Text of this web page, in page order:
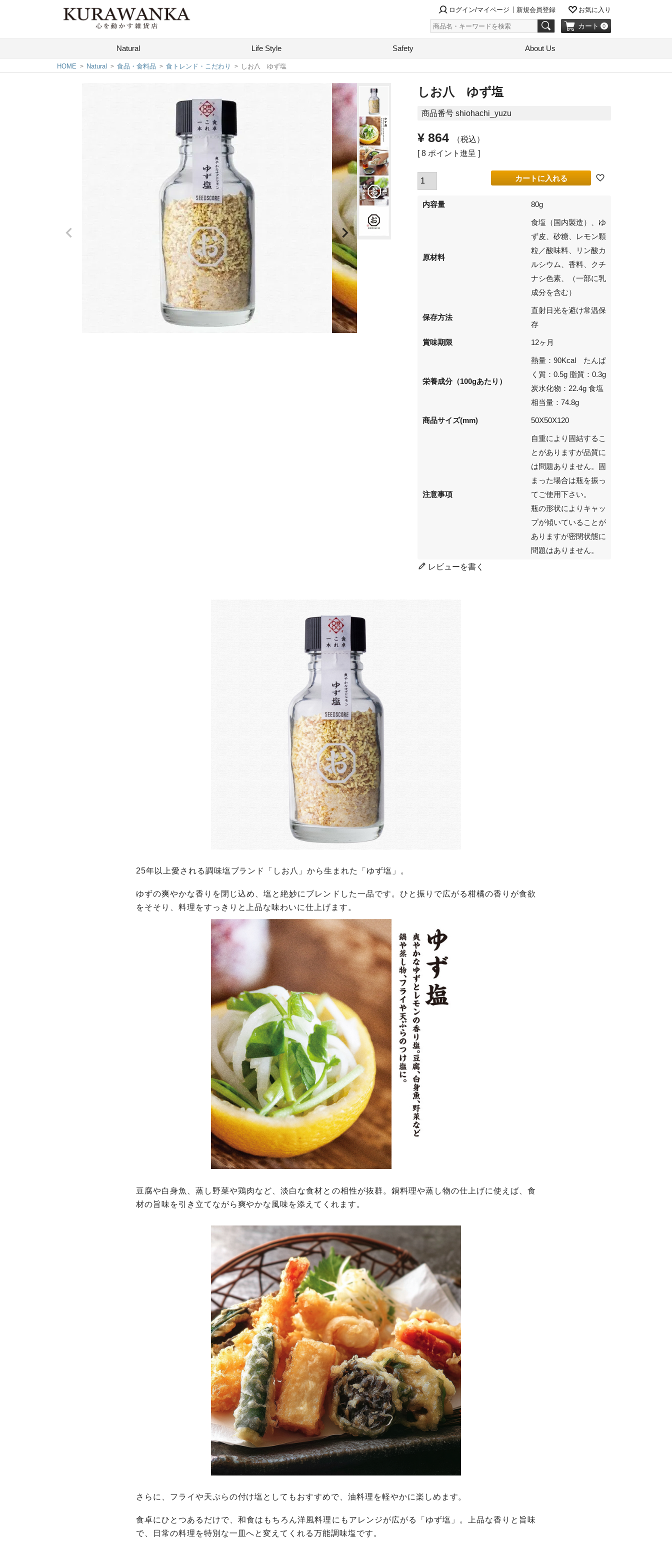
ログイン/マイページ 新規会員登録 お気に入り
カート 0
Natural Life Style Safety About Us
HOME Natural 食品・食料品 食トレンド・こだわり しお八 ゆず塩
しお八 ゆず塩
商品番号 shiohachi_yuzu
¥ 864
税込
[ 8 ポイント進呈 ]
カートに入れる
内容量 80g
原材料
食塩（国内製造）、ゆ
ず皮、砂糖、レモン顆
粒／酸味料、リン酸カ
ルシウム、香料、クチ
ナシ色素、（一部に乳
成分を含む）
保存方法
直射日光を避け常温保
存
賞味期限 12ヶ月
栄養成分（100gあたり）
熱量：90Kcal たんぱ
く質：0.5g 脂質：0.3g
炭水化物：22.4g 食塩
相当量：74.8g
商品サイズ(mm) 50X50X120
注意事項
自重により固結するこ
とがありますが品質に
は問題ありません。固
まった場合は瓶を振っ
てご使用下さい。
瓶の形状によりキャッ
プが傾いていることが
ありますが密閉状態に
問題はありません。
レビューを書く
25年以上愛される調味塩ブランド「しお八」から生まれた「ゆず塩」。
ゆずの爽やかな香りを閉じ込め、塩と絶妙にブレンドした一品です。ひと振りで広がる柑橘の香りが食欲
をそそり、料理をすっきりと上品な味わいに仕上げます。
豆腐や白身魚、蒸し野菜や鶏肉など、淡白な食材との相性が抜群。鍋料理や蒸し物の仕上げに使えば、食
材の旨味を引き立てながら爽やかな風味を添えてくれます。
さらに、フライや天ぷらの付け塩としてもおすすめで、油料理を軽やかに楽しめます。
食卓にひとつあるだけで、和食はもちろん洋風料理にもアレンジが広がる「ゆず塩」。上品な香りと旨味
で、日常の料理を特別な一皿へと変えてくれる万能調味塩です。